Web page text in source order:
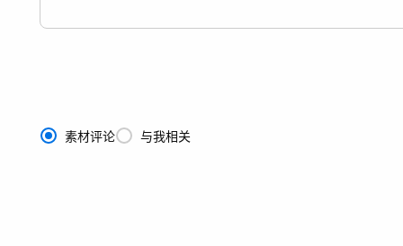
素材评论 与我相关